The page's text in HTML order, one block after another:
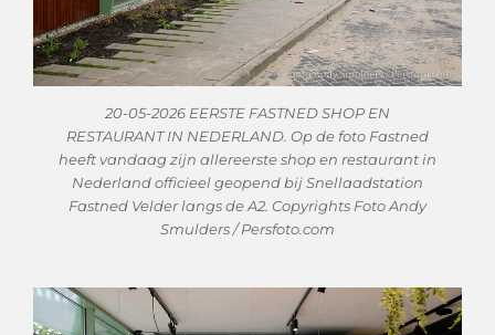
20-05-2026 EERSTE FASTNED SHOP EN
RESTAURANT IN NEDERLAND. Op de foto Fastned
heeft vandaag zijn allereerste shop en restaurant in
Nederland officieel geopend bij Snellaadstation
Fastned Velder langs de A2. Copyrights Foto Andy
Smulders / Persfoto.com